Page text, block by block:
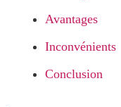
Avantages
Inconvénients
Conclusion